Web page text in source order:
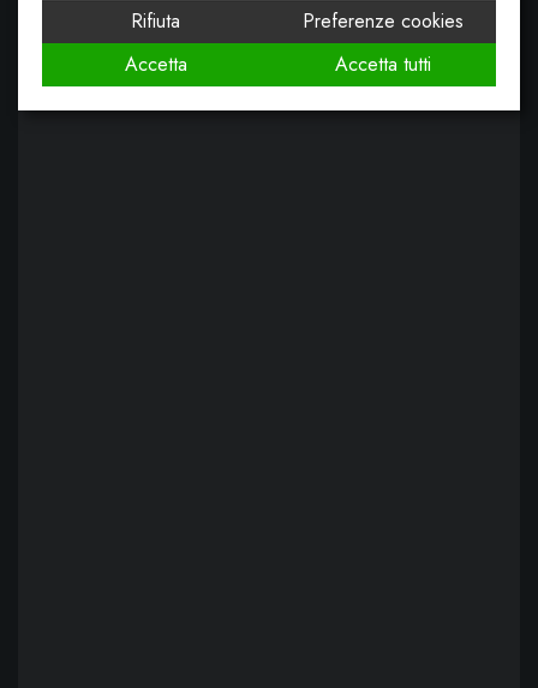
Rifiuta
Preferenze cookies
Accetta
Accetta tutti